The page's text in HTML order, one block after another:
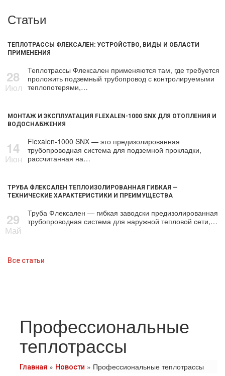
Статьи
ТЕПЛОТРАССЫ ФЛЕКСАЛЕН: УСТРОЙСТВО, ВИДЫ И ОБЛАСТИ
ПРИМЕНЕНИЯ
28
Июл
Теплотрассы Флексален применяются там, где требуется
проложить подземный трубопровод с контролируемыми
теплопотерями,…
МОНТАЖ И ЭКСПЛУАТАЦИЯ FLEXALEN-1000 SNX ДЛЯ ОТОПЛЕНИЯ И
ВОДОСНАБЖЕНИЯ
14
Июн
Flexalen-1000 SNX — это предизолированная
трубопроводная система для подземной прокладки,
рассчитанная на…
ТРУБА ФЛЕКСАЛЕН ТЕПЛОИЗОЛИРОВАННАЯ ГИБКАЯ —
ТЕХНИЧЕСКИЕ ХАРАКТЕРИСТИКИ И ПРЕИМУЩЕСТВА
29
Май
Труба Флексален — гибкая заводски предизолированная
трубопроводная система для наружной тепловой сети,…
Все статьи
Профессиональные
теплотрассы
Главная » Новости » Профессиональные теплотрассы